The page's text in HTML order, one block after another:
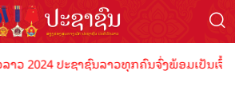
2024 ປະຊາຊົນລາວທຸກຄົນຈົ່ງພ້ອມເປັນເຈົ້າ